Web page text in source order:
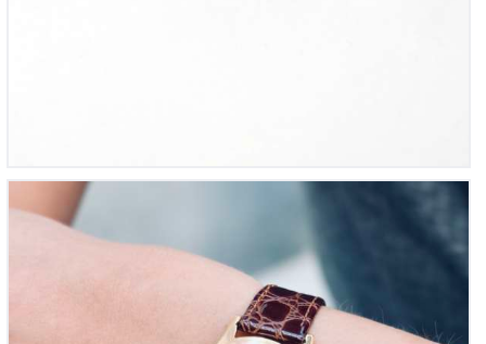
Montre-chronomètre de médecin vintage